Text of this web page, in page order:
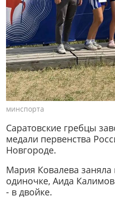
минспорта
Саратовские гребцы
медали первенства
Новгороде.
Мария Ковалева заняла
одиночке, Аида
- в двойке.